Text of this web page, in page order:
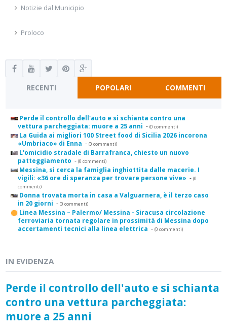
Notizie dal Municipio
Proloco
RECENTI POPOLARI COMMENTI
Perde il controllo dell'auto e si schianta contro una
vettura parcheggiata: muore a 25 anni - (0 commenti)
La Guida ai migliori 100 Street food di Sicilia 2026 incorona
«Umbriaco» di Enna - (0 commenti)
L'omicidio stradale di Barrafranca, chiesto un nuovo
patteggiamento - (0 commenti)
Messina, si cerca la famiglia inghiottita dalle macerie. I
vigili: «36 ore di speranza per trovare persone vive» - (0
commenti)
Donna trovata morta in casa a Valguarnera, è il terzo caso
in 20 giorni - (0 commenti)
Linea Messina – Palermo/ Messina - Siracusa circolazione
ferroviaria tornata regolare in prossimità di Messina dopo
accertamenti tecnici alla linea elettrica - (0 commenti)
IN EVIDENZA
Perde il controllo dell'auto e si schianta
contro una vettura parcheggiata:
muore a 25 anni